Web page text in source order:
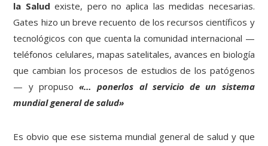
la Salud existe, pero no aplica las medidas necesarias.
Gates hizo un breve recuento de los recursos científicos y
tecnológicos con que cuenta la comunidad internacional —
teléfonos celulares, mapas satelitales, avances en biología
que cambian los procesos de estudios de los patógenos
— y propuso«… ponerlos al servicio de un sistema
mundial general de salud»
Es obvio que ese sistema mundial general de salud y que